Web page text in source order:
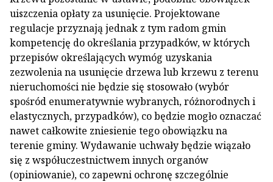
uiszczenia opłaty za usunięcie. Projektowane
regulacje przyznają jednak z tym radom gmin
kompetencję do określania przypadków, w których
przepisów określających wymóg uzyskania
zezwolenia na usunięcie drzewa lub krzewu z terenu
nieruchomości nie będzie się stosowało (wybór
spośród enumeratywnie wybranych, różnorodnych i
elastycznych, przypadków), co będzie mogło oznaczać
nawet całkowite zniesienie tego obowiązku na
terenie gminy. Wydawanie uchwały będzie wiązało
się z współuczestnictwem innych organów
(opiniowanie), co zapewni ochronę szczególnie